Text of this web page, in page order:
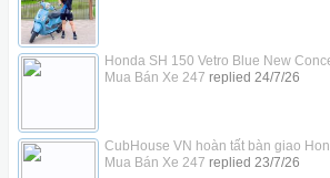
Honda SH 150 Vetro Blue New
Mua Bán Xe 247 replied 24/7/26
CubHouse VN hoàn tất bàn giao
Mua Bán Xe 247 replied 23/7/26